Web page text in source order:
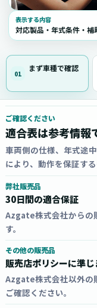
表示する内容
対応製品・年式条件・補
01
まず車種で確認
ご確認ください
適合表は参考情報
車両側の仕様、年式途
により、動作を保証す
弊社販売品
30日間の適合保証
Azgate株式会社からの
す。
その他の販売品
販売店ポリシーに準
Azgate株式会社以外の
ご確認ください。